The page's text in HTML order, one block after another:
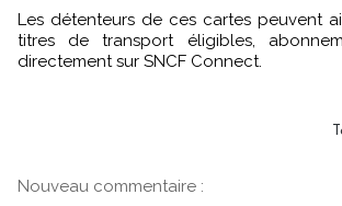
Les détenteurs de ces cartes peuvent
titres de transport éligibles,
directement sur SNCF Connect.
Nouveau commentaire :